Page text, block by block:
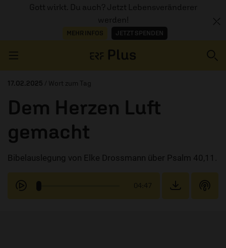
Gott wirkt. Du auch? Jetzt Lebensveränderer
werden!
MEHR INFOS JETZT SPENDEN
AUDIOTHEK
PROGRAMM
MITMACHEN
17.02.2025 / Wort zum Tag
Dem Herzen Luft
gemacht
Bibelauslegung von Elke Drossmann über Psalm 40,11.
04:47